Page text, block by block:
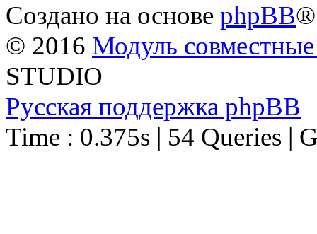
Создано на основе phpBB®
© 2016 Модуль
STUDIO
Русская поддержка phpBB
Time : 0.375s | 54 Queries |